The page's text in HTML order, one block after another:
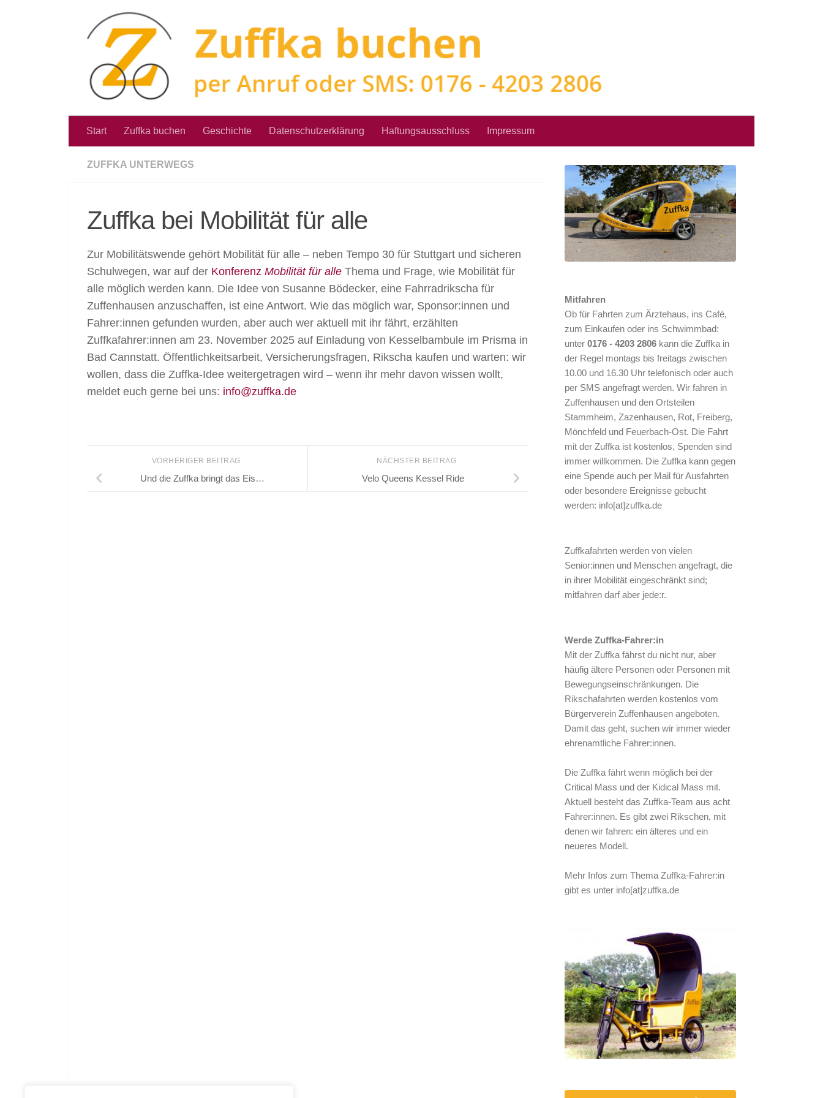
Zum Inhalt springen
Start Zuffka buchen Geschichte Datenschutzerklärung Haftungsausschluss Impressum
ZUFFKA UNTERWEGS
Zuffka bei Mobilität für alle
Zur Mobilitätswende gehört Mobilität für alle – neben Tempo 30 für Stuttgart und sicheren
Schulwegen, war auf der Konferenz Mobilität für alle Thema und Frage, wie Mobilität für
alle möglich werden kann. Die Idee von Susanne Bödecker, eine Fahrradrikscha für
Zuffenhausen anzuschaffen, ist eine Antwort. Wie das möglich war, Sponsor:innen und
Fahrer:innen gefunden wurden, aber auch wer aktuell mit ihr fährt, erzählten
Zuffkafahrer:innen am 23. November 2025 auf Einladung von Kesselbambule im Prisma in
Bad Cannstatt. Öffentlichkeitsarbeit, Versicherungsfragen, Rikscha kaufen und warten: wir
wollen, dass die Zuffka-Idee weitergetragen wird – wenn ihr mehr davon wissen wollt,
meldet euch gerne bei uns: info@zuffka.de
NÄCHSTER BEITRAG
Velo Queens Kessel Ride
VORHERIGER BEITRAG
Und die Zuffka bringt das Eis…
Mitfahren
Ob für Fahrten zum Ärztehaus, ins Café,
zum Einkaufen oder ins Schwimmbad:
unter 0176 - 4203 2806 kann die Zuffka in
der Regel montags bis freitags zwischen
10.00 und 16.30 Uhr telefonisch oder auch
per SMS angefragt werden. Wir fahren in
Zuffenhausen und den Ortsteilen
Stammheim, Zazenhausen, Rot, Freiberg,
Mönchfeld und Feuerbach-Ost. Die Fahrt
mit der Zuffka ist kostenlos, Spenden sind
immer willkommen. Die Zuffka kann gegen
eine Spende auch per Mail für Ausfahrten
oder besondere Ereignisse gebucht
werden: info[at]zuffka.de
Zuffkafahrten werden von vielen
Senior:innen und Menschen angefragt, die
in ihrer Mobilität eingeschränkt sind;
mitfahren darf aber jede:r.
Werde Zuffka-Fahrer:in
Mit der Zuffka fährst du nicht nur, aber
häufig ältere Personen oder Personen mit
Bewegungseinschränkungen. Die
Rikschafahrten werden kostenlos vom
Bürgerverein Zuffenhausen angeboten.
Damit das geht, suchen wir immer wieder
ehrenamtliche Fahrer:innen.
Die Zuffka fährt wenn möglich bei der
Critical Mass und der Kidical Mass mit.
Aktuell besteht das Zuffka-Team aus acht
Fahrer:innen. Es gibt zwei Rikschen, mit
denen wir fahren: ein älteres und ein
neueres Modell.
Mehr Infos zum Thema Zuffka-Fahrer:in
gibt es unter info[at]zuffka.de